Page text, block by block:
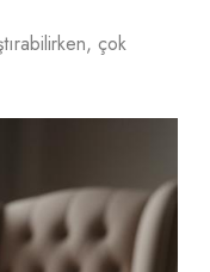
çok